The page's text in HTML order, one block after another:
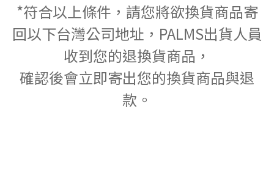
*符合以上條件，請您將欲換貨商品寄
回以下台灣公司地址，PALMS出貨人員
收到您的退換貨商品，
確認後會立即寄出您的換貨商品與退
款。